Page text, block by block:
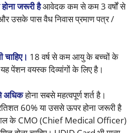
होना जरूरी हैआवेदक कम से कम 3 वर्षों से
और उसके पास वैध निवास प्रमाण पत्र /
चाहिए। 18 वर्ष से कम आयु के बच्चों के
पेंशन वयस्क दिव्यांगों के लिए है।
अधिकहोना सबसे महत्वपूर्ण शर्त है।
60% या उससे ऊपर होना जरूरी है
के CMO (Chief Medical Officer)